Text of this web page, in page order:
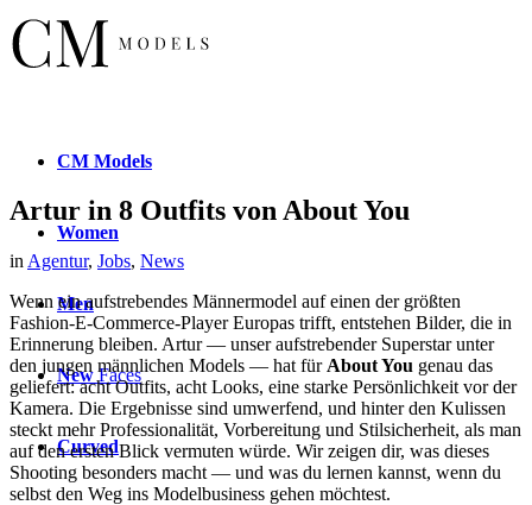
CM Models
Women
Men
NewFaces
Curved
Artur in 8 Outfits von About You
in Agentur, Jobs, News
Wenn ein aufstrebendes Männermodel auf einen der größten
Fashion-E-Commerce-Player Europas trifft, entstehen Bilder, die in
Erinnerung bleiben. Artur — unser aufstrebender Superstar unter
den jungen männlichen Models — hat für About You genau das
geliefert: acht Outfits, acht Looks, eine starke Persönlichkeit vor der
Kamera. Die Ergebnisse sind umwerfend, und hinter den Kulissen
steckt mehr Professionalität, Vorbereitung und Stilsicherheit, als man
auf den ersten Blick vermuten würde. Wir zeigen dir, was dieses
Shooting besonders macht — und was du lernen kannst, wenn du
selbst den Weg ins Modelbusiness gehen möchtest.